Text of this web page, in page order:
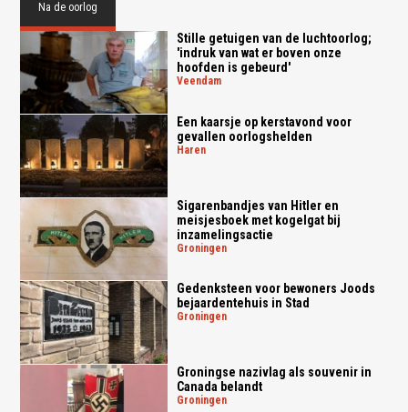
Na de oorlog
Stille getuigen van de luchtoorlog;
'indruk van wat er boven onze
hoofden is gebeurd'
veendam
Een kaarsje op kerstavond voor
gevallen oorlogshelden
haren
Sigarenbandjes van Hitler en
meisjesboek met kogelgat bij
inzamelingsactie
groningen
Gedenksteen voor bewoners Joods
bejaardentehuis in Stad
groningen
Groningse nazivlag als souvenir in
Canada belandt
groningen